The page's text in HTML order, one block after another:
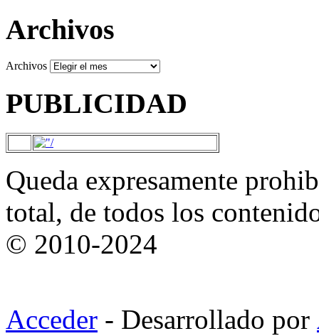
Archivos
Archivos
PUBLICIDAD
Queda expresamente
total, de todos los
© 2010-2024
Acceder - Desarrollado por